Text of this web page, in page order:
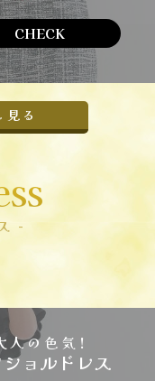
CHECK
る
-
人の色気!
ョルドレス